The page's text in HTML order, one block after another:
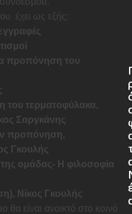
έχει ως εξής:
προπόνηση του
του τερματοφύλακα,
Σαργκάνης
προπόνηση,
Γκουλής
ομάδας- Η φιλοσοφία
Νίκος Γκουλής
θα είναι ανοικτό στο κοινό